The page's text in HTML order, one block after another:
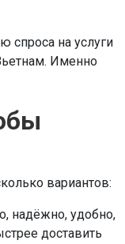
спроса на услуги
Именно
вариантов:
надёжно, удобно,
доставить